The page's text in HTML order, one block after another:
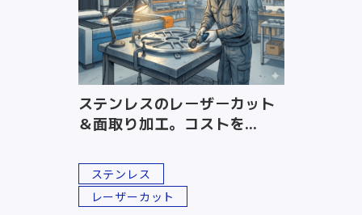
ステンレスのレーザーカット
＆面取り加工。コストを...
ステンレス
レーザーカット